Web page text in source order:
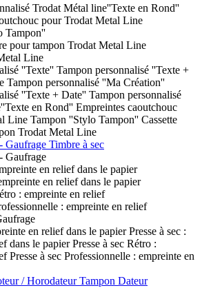
Line
''Texte'' Tampon personnalisé ''Texte +
Tampon personnalisé ''Ma Création''
''Texte + Date'' Tampon personnalisé
en Rond'' Empreintes caoutchouc
Line Tampon ''Stylo Tampon'' Cassette
Trodat Metal Line
Timbre à sec
en relief dans le papier Presse à sec :
dans le papier Presse à sec Rétro :
Presse à sec Professionnelle : empreinte en
Tampon Dateur